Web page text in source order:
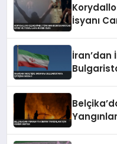
İsyanı
İran’dan